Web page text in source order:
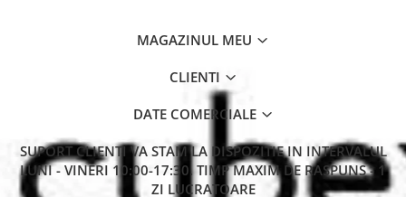
MAGAZINUL MEU
CLIENTI
DATE COMERCIALE
SUPORT CLIENTIVA STAM LA DISPOZITIE IN INTERVALUL
LUNI - VINERI 10:00-17:30. TIMP MAXIM DE RASPUNS - 1
ZI LUCRATOARE